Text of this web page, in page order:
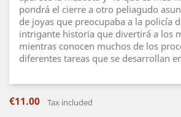
pondrá el cierre a otro peliagudo
de joyas que preocupaba a la policía
intrigante historia que divertirá a los
mientras conocen muchos de los
diferentes tareas que se desarrollan
€11.00 Tax included